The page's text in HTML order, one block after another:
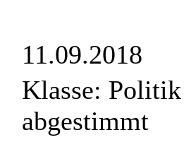
11.09.2018
Klasse:
abgestimmt